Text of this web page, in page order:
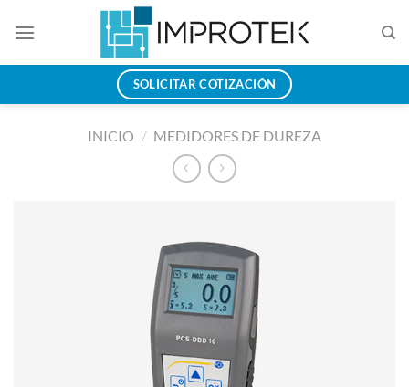
SOLICITAR COTIZACIÓN
INICIO / MEDIDORES DE DUREZA